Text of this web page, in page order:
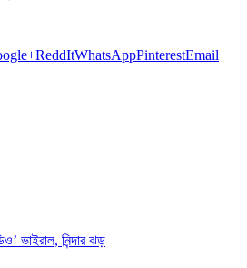
ReddItWhatsAppPinterestEmail
ভাইরাল, নিন্দার ঝড়